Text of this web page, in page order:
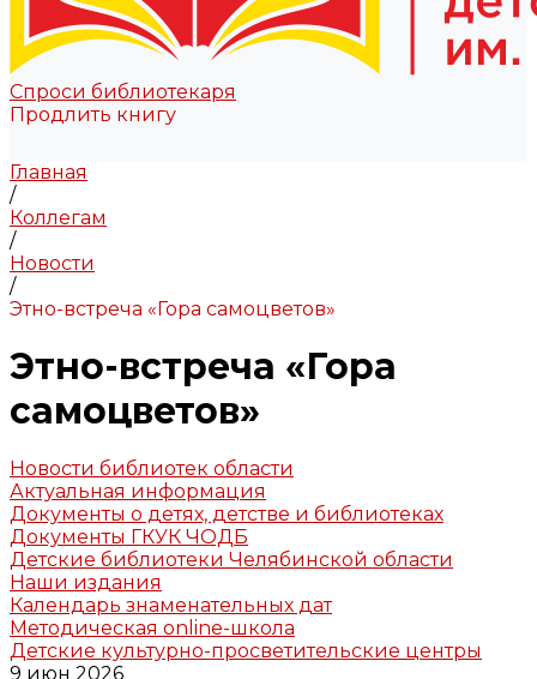
Спроси библиотекаря
Продлить книгу
Главная
/
Коллегам
/
Новости
/
Этно-встреча «Гора самоцветов»
Этно-встреча «Гора
самоцветов»
Новости библиотек области
Актуальная информация
Документы о детях, детстве и библиотеках
Документы ГКУК ЧОДБ
Детские библиотеки Челябинской области
Наши издания
Календарь знаменательных дат
Методическая online-школа
Детские культурно-просветительские центры
9 июн 2026